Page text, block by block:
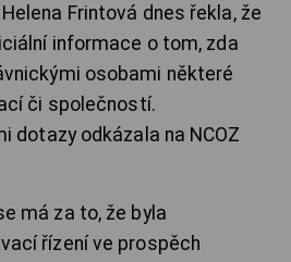
Frintová dnes řekla, že
informace o tom, zda
osobami některé
či společností.
dotazy odkázala na NCOZ
má za to, že byla
řízení ve prospěch